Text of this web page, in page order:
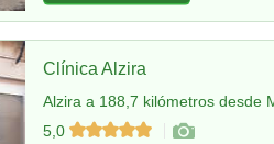
Clínica Alzira
Alzira a 188,7 kilómetros desde
5,0